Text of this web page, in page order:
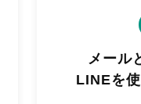
メール
LINEを